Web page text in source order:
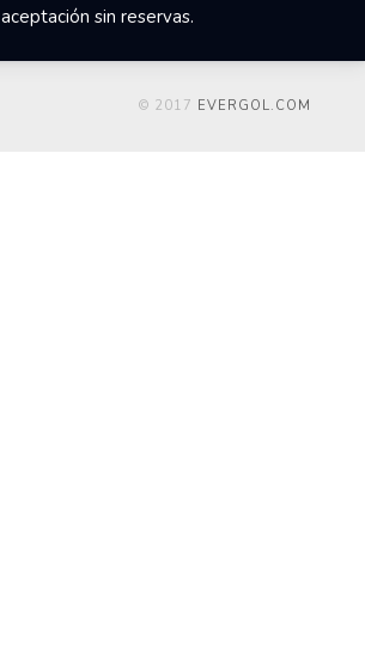
aceptación sin reservas.
© 2017 EVERGOL.COM